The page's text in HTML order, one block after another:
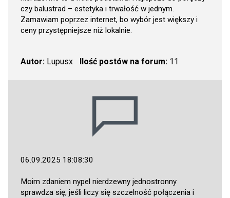
czy balustrad – estetyka i trwałość w jednym.
Zamawiam poprzez internet, bo wybór jest większy i
ceny przystępniejsze niż lokalnie.
Autor: Lupusx Ilość postów na forum:11
06.09.2025 18:08:30
Moim zdaniem nypel nierdzewny jednostronny
sprawdza się, jeśli liczy się szczelność połączenia i